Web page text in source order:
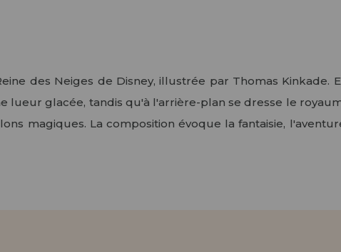
des Neiges de Disney, illustrée par Thomas Kinkade.
lueur glacée, tandis qu'à l'arrière-plan se dresse le
magiques. La composition évoque la fantaisie,